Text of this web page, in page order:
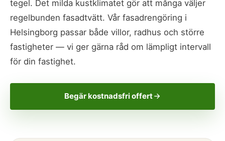
tegel. Det milda kustklimatet gör att många väljer
regelbunden fasadtvätt. Vår fasadrengöring i
Helsingborg passar både villor, radhus och större
fastigheter — vi ger gärna råd om lämpligt intervall
för din fastighet.
Begär kostnadsfri offert